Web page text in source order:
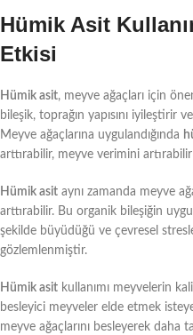
Hümik Asit
Etkisi
Hümik asit, meyve ağaçları için
bileşik, toprağın yapısını iyileştirir
Meyve ağaçlarına uygulandığında
arttırabilir, meyve verimini
Hümik asit aynı zamanda meyve
arttırabilir. Bu organik bileşiğin
şekilde büyüdüğü ve çevresel
gözlemlenmiştir.
Hümik asit kullanımı meyvelerin
besleyici meyveler elde etmek
meyve ağaçlarını besleyerek